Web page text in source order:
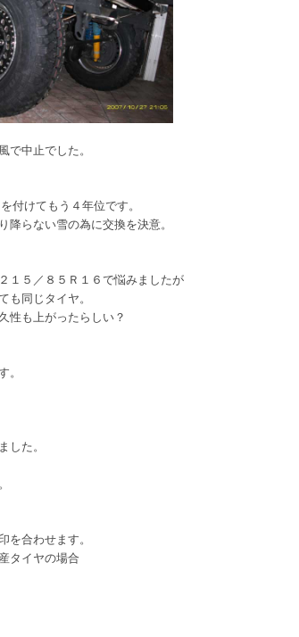
中止でした。
付けてもう４年位です。
らない雪の為に交換を決意。
１５／８５Ｒ１６で悩みましたが
同じタイヤ。
性も上がったらしい？
。
した。
合わせます。
タイヤの場合